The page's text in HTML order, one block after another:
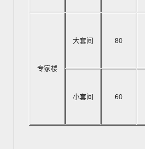
专家楼
大套间 80
小套间 60